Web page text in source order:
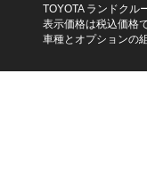
TOYOTA ランドクル
表示価格は税込価格
車種とオプションの